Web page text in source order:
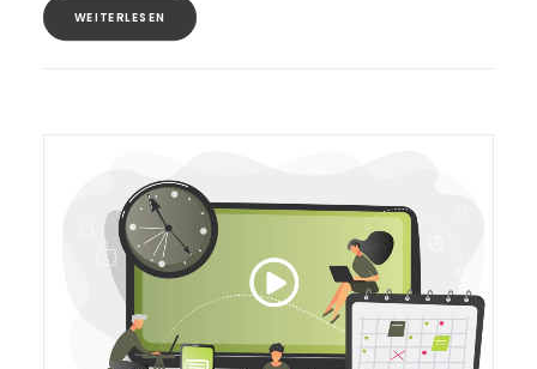
WEITERLESEN